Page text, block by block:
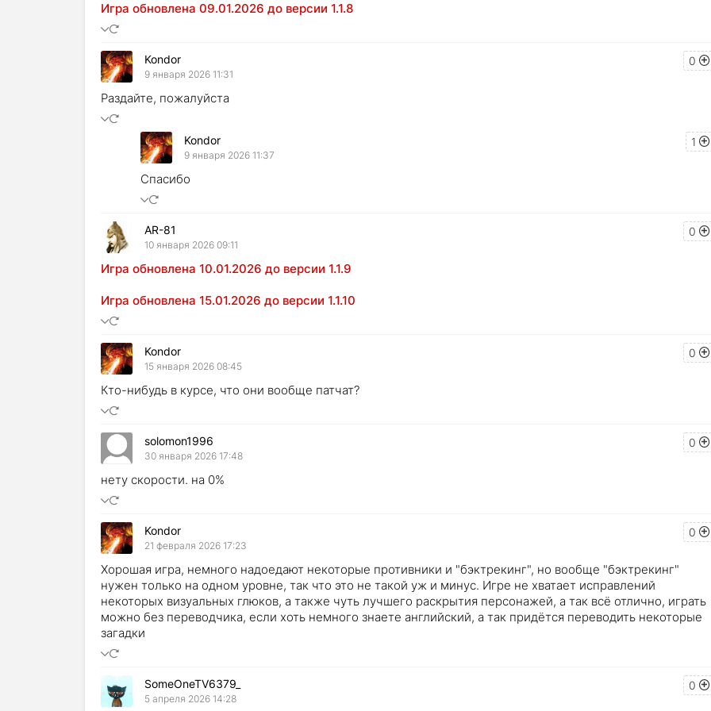
Игра обновлена 09.01.2026 до версии 1.1.8
0
Kondor
9 января 2026 11:31
Раздайте, пожалуйста
1
Kondor
9 января 2026 11:37
Спасибо
0
AR-81
10 января 2026 09:11
Игра обновлена 10.01.2026 до версии 1.1.9
Игра обновлена 15.01.2026 до версии 1.1.10
0
Kondor
15 января 2026 08:45
Кто-нибудь в курсе, что они вообще патчат?
0
solomon1996
30 января 2026 17:48
нету скорости. на 0%
0
Kondor
21 февраля 2026 17:23
Хорошая игра, немного надоедают некоторые противники и "бэктрекинг", но вообще "бэктрекинг"
нужен только на одном уровне, так что это не такой уж и минус. Игре не хватает исправлений
некоторых визуальных глюков, а также чуть лучшего раскрытия персонажей, а так всё отлично, играть
можно без переводчика, если хоть немного знаете английский, а так придётся переводить некоторые
загадки
0
SomeOneTV6379_
5 апреля 2026 14:28